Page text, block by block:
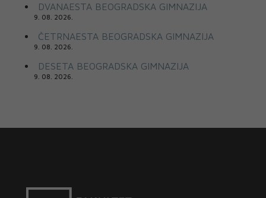
DVANAESTA BEOGRADSKA GIMNAZIJA
9. 08. 2026.
ČETRNAESTA BEOGRADSKA GIMNAZIJA
9. 08. 2026.
DESETA BEOGRADSKA GIMNAZIJA
9. 08. 2026.